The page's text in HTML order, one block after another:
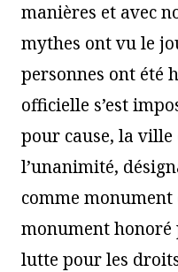
manières et avec
mythes ont vu le
personnes ont été
officielle s’est
pour cause, la ville
l’unanimité,
comme
monument honoré
lutte pour les